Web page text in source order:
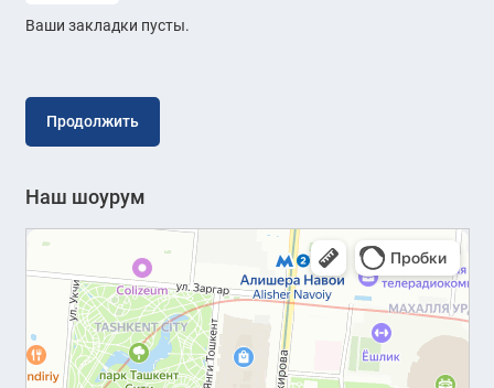
Ваши закладки пусты.
Продолжить
Наш шоурум